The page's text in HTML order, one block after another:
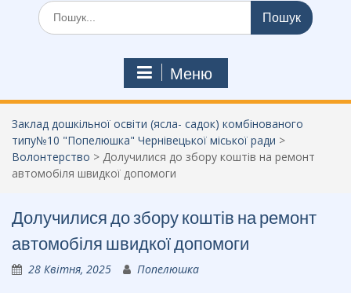
Шукати:
Меню
Заклад дошкільної освіти (ясла- садок) комбінованого
типу№10 "Попелюшка" Чернівецької міської ради >
Волонтерство > Долучилися до збору коштів на ремонт
автомобіля швидкої допомоги
Долучилися до збору коштів на ремонт
автомобіля швидкої допомоги
28 Квітня, 2025 Попелюшка